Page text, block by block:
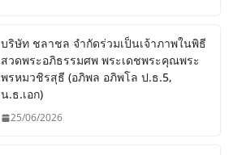
บริษัท ชลาชล จำกัดร่วมเป็นเจ้าภาพในพิธี
สวดพระอภิธรรมศพ พระเดชพระคุณพระ
พรหมวชิรสุธี (อภิพล อภิพโล ป.ธ.5,
น.ธ.เอก)
25/06/2026